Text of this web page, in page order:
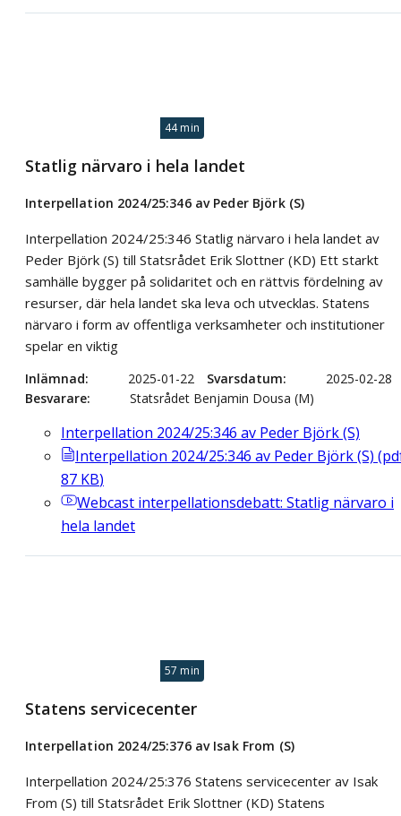
44 min
Statlig närvaro i hela landet
Interpellation 2024/25:346 av Peder Björk (S)
Interpellation 2024/25:346 Statlig närvaro i hela landet av
Peder Björk (S) till Statsrådet Erik Slottner (KD) Ett starkt
samhälle bygger på solidaritet och en rättvis fördelning av
resurser, där hela landet ska leva och utvecklas. Statens
närvaro i form av offentliga verksamheter och institutioner
spelar en viktig
Inlämnad 2025-01-22 Svarsdatum
2025-02-28
Besvarare
Statsrådet Benjamin Dousa (M)
Interpellation 2024/25:346 av Peder Björk (S)
Interpellation 2024/25:346 av Peder Björk (S) (
87 KB)
Webcast interpellationsdebatt: Statlig närvaro i
hela landet
57 min
Statens servicecenter
Interpellation 2024/25:376 av Isak From (S)
Interpellation 2024/25:376 Statens servicecenter av Isak
From (S) till Statsrådet Erik Slottner (KD) Statens